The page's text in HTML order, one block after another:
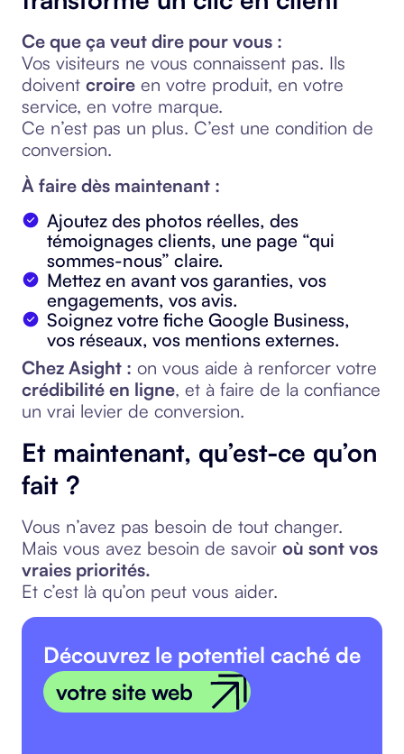
Ce que ça veut dire pour vous :
Vos visiteurs ne vous connaissent pas. Ils
doivent croire en votre produit, en votre
service, en votre marque.
Ce n’est pas un plus. C’est une condition de
conversion.
À faire dès maintenant :
Ajoutez des photos réelles, des
témoignages clients, une page “qui
sommes-nous” claire.
Mettez en avant vos garanties, vos
engagements, vos avis.
Soignez votre fiche Google Business,
vos réseaux, vos mentions externes.
Chez Asight : on vous aide à renforcer votre
crédibilité en ligne, et à faire de la confiance
un vrai levier de conversion.
Et maintenant, qu’est-ce qu’on
fait ?
Vous n’avez pas besoin de tout changer.
Mais vous avez besoin de savoir où sont vos
vraies priorités.
Et c’est là qu’on peut vous aider.
Découvrez le potentiel caché de
votre site web